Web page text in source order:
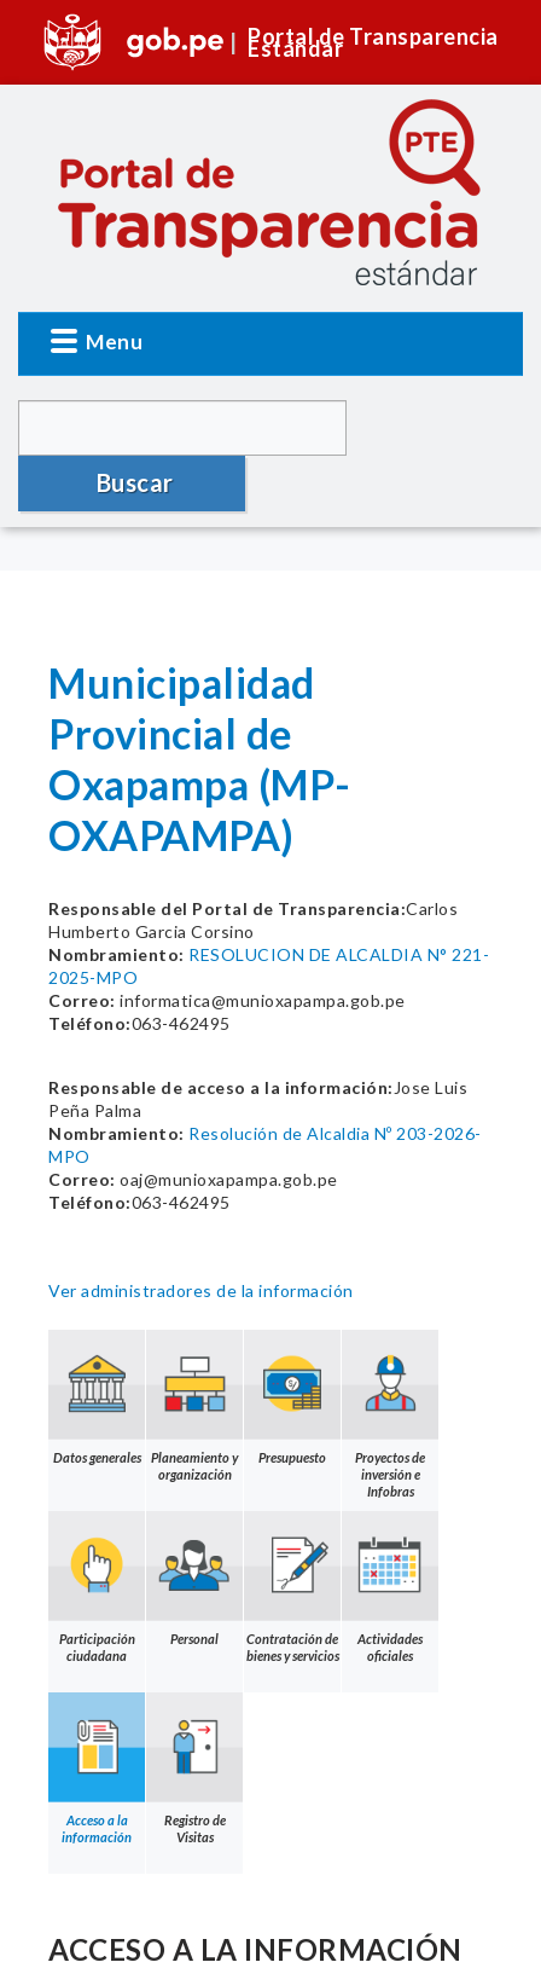
Portal de Transparencia
Estándar
Menu
Buscar
Municipalidad
Provincial de
Oxapampa (MP-
OXAPAMPA)
Responsable del Portal de Transparencia:Carlos
Humberto Garcia Corsino
Nombramiento: RESOLUCION DE ALCALDIA N° 221-
2025-MPO
Correo: informatica@munioxapampa.gob.pe
Teléfono:063-462495
Responsable de acceso a la información: Jose Luis
Peña Palma
Nombramiento: Resolución de Alcaldia Nº 203-2026-
MPO
Correo: oaj@munioxapampa.gob.pe
Teléfono:063-462495
Ver administradores de la información
Datos generales
Planeamiento y
organización
Presupuesto
Proyectos de
inversión e
Infobras
Participación
ciudadana
Personal
Contratación de
bienes y servicios
Actividades
oficiales
Acceso a la
información
Registro de
Visitas
ACCESO A LA INFORMACIÓN